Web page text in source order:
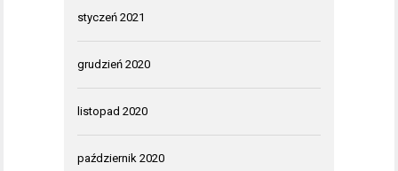
styczeń 2021
grudzień 2020
listopad 2020
październik 2020